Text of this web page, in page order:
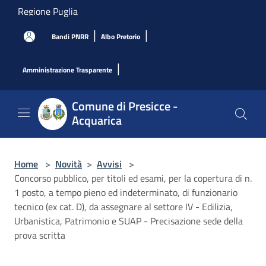
Salta al contenuto principale
Regione Puglia
Bandi PNRR | Albo Pretorio |
Amministrazione Trasparente |
Comune di Presicce -
Acquarica
Home > Novità > Avvisi >
Concorso pubblico, per titoli ed esami, per la copertura di n.
1 posto, a tempo pieno ed indeterminato, di funzionario
tecnico (ex cat. D), da assegnare al settore IV - Edilizia,
Urbanistica, Patrimonio e SUAP - Precisazione sede della
prova scritta